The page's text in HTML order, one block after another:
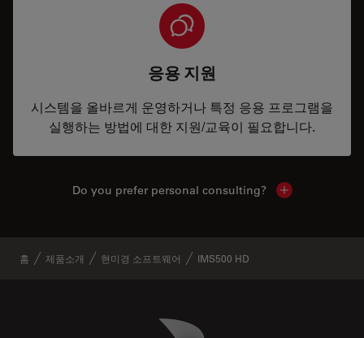
응용 지원
시스템을 올바르게 운영하거나 특정 응용 프로그램을
실행하는 방법에 대한 지원/교육이 필요합니다.
Do you prefer personal consulting? Show local
홈 제품소개 현미경 소프트웨어 IMS500 HD
Danaher Logo